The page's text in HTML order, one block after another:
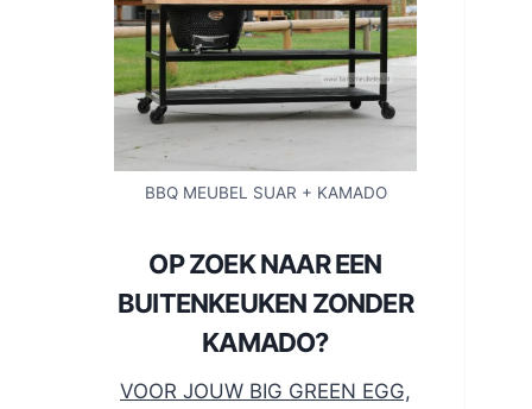
BBQ MEUBEL SUAR + KAMADO
OP ZOEK NAAR EEN
BUITENKEUKEN ZONDER
KAMADO?
VOOR JOUW BIG GREEN EGG,